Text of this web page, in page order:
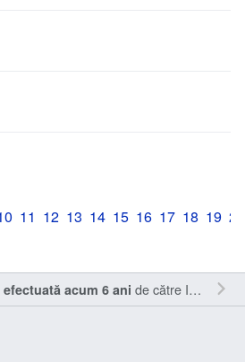
11 12 13 14 15 16 17 18 19 20
acum 6 ani de către Inistea .